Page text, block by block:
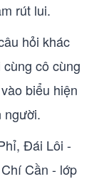
rút lui.
hỏi khác
cô cùng
biểu hiện
người.
Đái Lôi -
Cần - lớp